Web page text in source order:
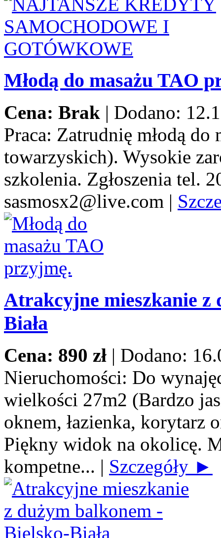
Młodą do masażu TAO
Cena: Brak | Dodano:
Praca: Zatrudnię młodą do
towarzyskich). Wysokie
szkolenia. Zgłoszenia tel.
sasmosx2@live.com |
Atrakcyjne mieszkanie z
Biała
Cena: 890 zł | Dodano:
Nieruchomości: Do
wielkości 27m2 (Bardzo
oknem, łazienka, korytarz
Piękny widok na okolicę.
kompetne... | Szczegóły ►